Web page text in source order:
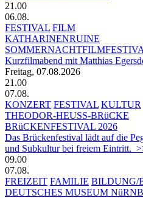
21.00
06.08.
FESTIVAL FILM
KATHARINENRUINE
Kurzfilmabend mit Matthias
Freitag, 07.08.2026
21.00
07.08.
KONZERT FESTIVAL KULTUR
THEODOR-HEUSS-BRüCKE
BRüCKENFESTIVAL 2026
Das Brückenfestival lädt auf die
und Subkultur bei freiem Eintritt.
09.00
07.08.
FREIZEIT FAMILIE BILDUNG/
DEUTSCHES MUSEUM